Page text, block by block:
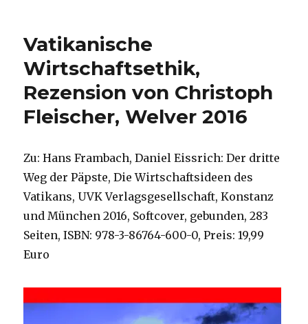
Vatikanische
Wirtschaftsethik,
Rezension von Christoph
Fleischer, Welver 2016
Zu: Hans Frambach, Daniel Eissrich: Der dritte
Weg der Päpste, Die Wirtschaftsideen des
Vatikans, UVK Verlagsgesellschaft, Konstanz
und München 2016, Softcover, gebunden, 283
Seiten, ISBN: 978-3-86764-600-0, Preis: 19,99
Euro